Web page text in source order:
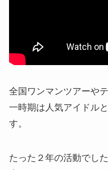
全国ワンマンツアーや
一時期は人気アイドル
す。
たった２年の活動でし